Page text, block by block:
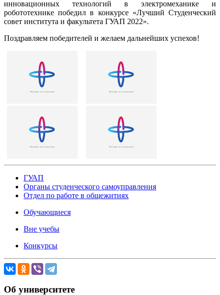
инновационных технологий в электромеханике и
робототехнике победил в конкурсе «Лучший Студенческий
совет института и факультета ГУАП 2022».
Поздравляем победителей и желаем дальнейших успехов!
ГУАП
Органы студенческого самоуправления
Отдел по работе в общежитиях
Обучающиеся
Вне учебы
Конкурсы
Об университете